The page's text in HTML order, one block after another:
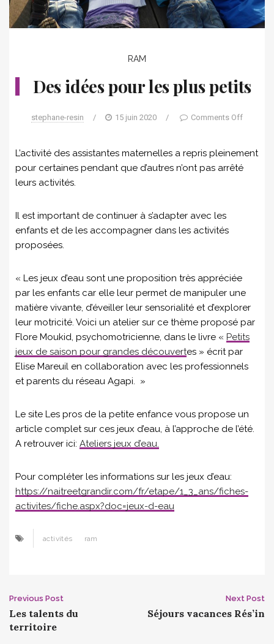
RAM
Des idées pour les plus petits
stephane-resin / 15 juin 2020 / Comments Off
L’activité des assistantes maternelles a repris pleinement
pour certaines pendant que d’autres n’ont pas arrêté
leurs activités.
Il est important de continuer à s’adapter avec les
enfants et de les accompagner dans les activités
proposées.
« Les jeux d’eau sont une proposition très appréciée
par les enfants car elle leur permet de manipuler une
matière vivante, d’éveiller leur sensorialité et d’explorer
leur motricité. Voici un atelier sur ce thème proposé par
Flore Moukid, psychomotricienne, dans le livre « Petits
jeux de saison pour grandes découvertes » écrit par
Elise Mareuil en collaboration avec les professionnels
et parents du réseau Agapi. »
Le site Les pros de la petite enfance vous propose un
article complet sur ces jeux d’eau, à l’approche de l’été.
A retrouver ici: Ateliers jeux d’eau.
Pour compléter les informations sur les jeux d’eau:
https://naitreetgrandir.com/fr/etape/1_3_ans/fiches-
activites/fiche.aspx?doc=jeux-d-eau
activités ram
Post
navigation
Previous Post
Les talents du
territoire
Next Post
Séjours vacances Rés’in